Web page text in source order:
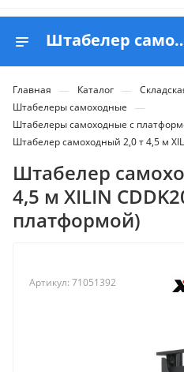
Штабелер самоходный 2,0 т 4,5 м
Главная — Каталог —
Штабелеры самоходные —
Штабелеры самоходные с
Штабелер самоходный 2,0 т 4,5 м
Штабелер
4,5 м XILIN
платформой)
Артикул: 71051392